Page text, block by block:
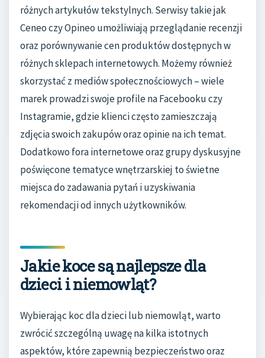
różnych artykułów tekstylnych. Serwisy takie jak
Ceneo czy Opineo umożliwiają przeglądanie recenzji
oraz porównywanie cen produktów dostępnych w
różnych sklepach internetowych. Możemy również
skorzystać z mediów społecznościowych – wiele
marek prowadzi swoje profile na Facebooku czy
Instagramie, gdzie klienci często zamieszczają
zdjęcia swoich zakupów oraz opinie na ich temat.
Dodatkowo fora internetowe oraz grupy dyskusyjne
poświęcone tematyce wnętrzarskiej to świetne
miejsca do zadawania pytań i uzyskiwania
rekomendacji od innych użytkowników.
Jakie koce są najlepsze dla
dzieci i niemowląt?
Wybierając koc dla dzieci lub niemowląt, warto
zwrócić szczególną uwagę na kilka istotnych
aspektów, które zapewnią bezpieczeństwo oraz